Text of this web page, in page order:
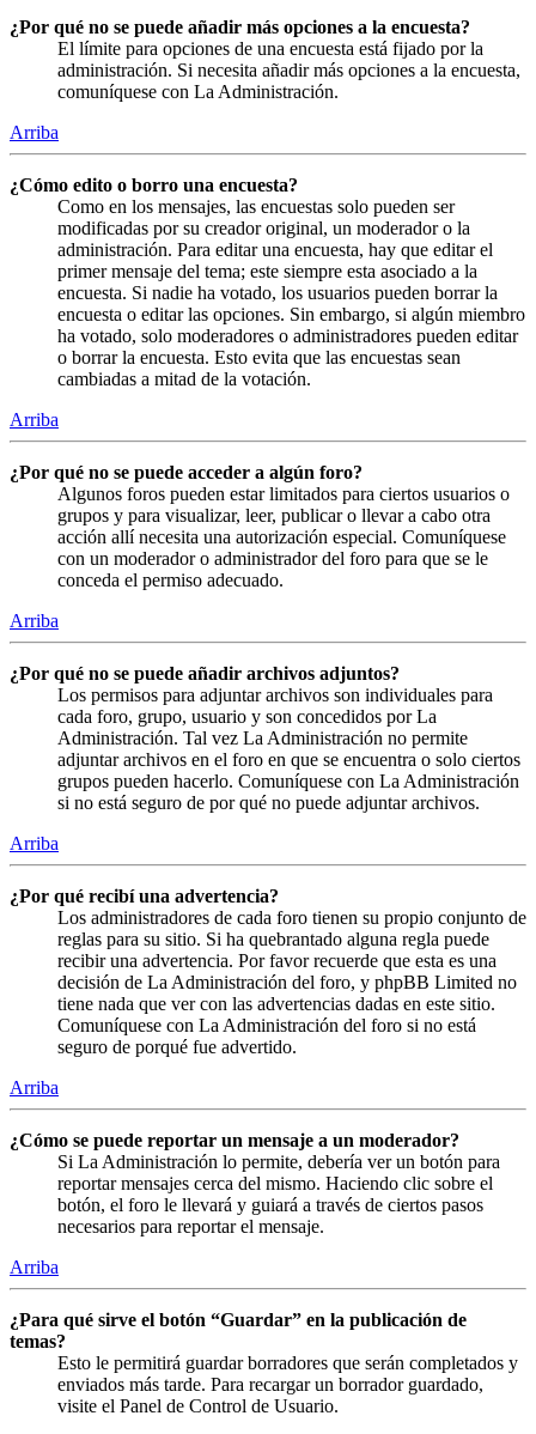
¿Por qué no se puede añadir más opciones a la encuesta?
El límite para opciones de una encuesta está fijado por la
administración. Si necesita añadir más opciones a la encuesta,
comuníquese con La Administración.
Arriba
¿Cómo edito o borro una encuesta?
Como en los mensajes, las encuestas solo pueden ser
modificadas por su creador original, un moderador o la
administración. Para editar una encuesta, hay que editar el
primer mensaje del tema; este siempre esta asociado a la
encuesta. Si nadie ha votado, los usuarios pueden borrar la
encuesta o editar las opciones. Sin embargo, si algún miembro
ha votado, solo moderadores o administradores pueden editar
o borrar la encuesta. Esto evita que las encuestas sean
cambiadas a mitad de la votación.
Arriba
¿Por qué no se puede acceder a algún foro?
Algunos foros pueden estar limitados para ciertos usuarios o
grupos y para visualizar, leer, publicar o llevar a cabo otra
acción allí necesita una autorización especial. Comuníquese
con un moderador o administrador del foro para que se le
conceda el permiso adecuado.
Arriba
¿Por qué no se puede añadir archivos adjuntos?
Los permisos para adjuntar archivos son individuales para
cada foro, grupo, usuario y son concedidos por La
Administración. Tal vez La Administración no permite
adjuntar archivos en el foro en que se encuentra o solo ciertos
grupos pueden hacerlo. Comuníquese con La Administración
si no está seguro de por qué no puede adjuntar archivos.
Arriba
¿Por qué recibí una advertencia?
Los administradores de cada foro tienen su propio conjunto de
reglas para su sitio. Si ha quebrantado alguna regla puede
recibir una advertencia. Por favor recuerde que esta es una
decisión de La Administración del foro, y phpBB Limited no
tiene nada que ver con las advertencias dadas en este sitio.
Comuníquese con La Administración del foro si no está
seguro de porqué fue advertido.
Arriba
¿Cómo se puede reportar un mensaje a un moderador?
Si La Administración lo permite, debería ver un botón para
reportar mensajes cerca del mismo. Haciendo clic sobre el
botón, el foro le llevará y guiará a través de ciertos pasos
necesarios para reportar el mensaje.
Arriba
¿Para qué sirve el botón “Guardar” en la publicación de
temas?
Esto le permitirá guardar borradores que serán completados y
enviados más tarde. Para recargar un borrador guardado,
visite el Panel de Control de Usuario.